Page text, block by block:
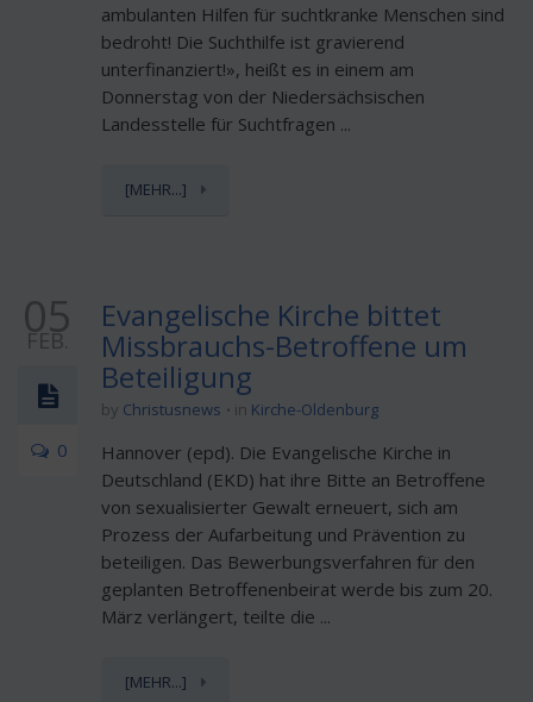
ambulanten Hilfen für suchtkranke Menschen sind
bedroht! Die Suchthilfe ist gravierend
unterfinanziert!», heißt es in einem am
Donnerstag von der Niedersächsischen
Landesstelle für Suchtfragen ...
[MEHR...]
05
FEB.
0
Evangelische Kirche bittet
Missbrauchs-Betroffene um
Beteiligung
by Christusnews in Kirche-Oldenburg
Hannover (epd). Die Evangelische Kirche in
Deutschland (EKD) hat ihre Bitte an Betroffene
von sexualisierter Gewalt erneuert, sich am
Prozess der Aufarbeitung und Prävention zu
beteiligen. Das Bewerbungsverfahren für den
geplanten Betroffenenbeirat werde bis zum 20.
März verlängert, teilte die ...
[MEHR...]